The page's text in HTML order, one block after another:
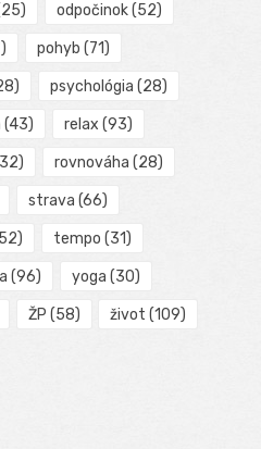
odpočinok(52)
pohyb (71)
psychológia (28)
(43) relax (93)
rovnováha (28)
strava (66)
tempo (31)
(96) yoga (30)
ŽP (58) život (109)